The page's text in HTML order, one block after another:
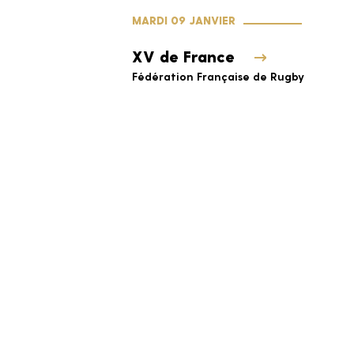
MARDI 09 JANVIER
XV de France
Fédération Française de Rugby